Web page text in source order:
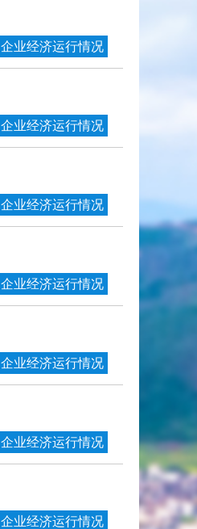
企业经济运行情况
企业经济运行情况
企业经济运行情况
企业经济运行情况
企业经济运行情况
企业经济运行情况
企业经济运行情况